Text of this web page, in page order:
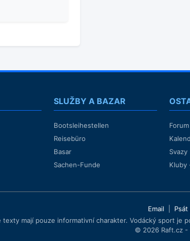
SLUŽBY A BAZAR
Bootsleihestellen
Reisebüro
Basar
Sachen-Funde
Forum
Svazy
Kluby
Email Psát
texty mají pouze informativní charakter. Vodácký sport je
© 2026 Raft.cz -